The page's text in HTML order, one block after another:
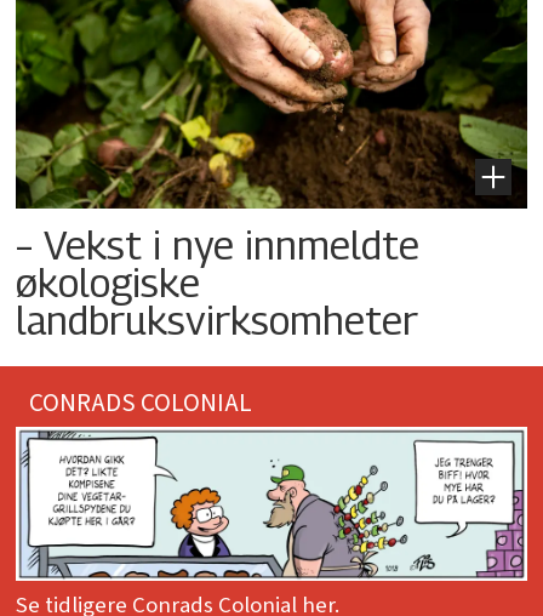
– Vekst i nye innmeldte
økologiske
landbruksvirksomheter
CONRADS COLONIAL
Se tidligere Conrads Colonial her.